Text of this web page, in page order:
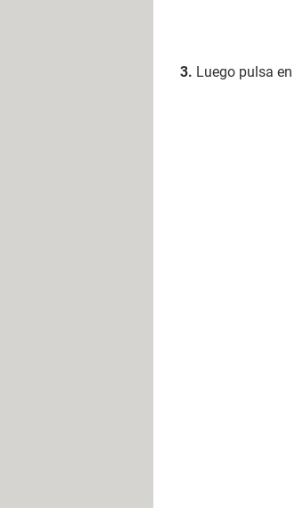
Luego pulsa en